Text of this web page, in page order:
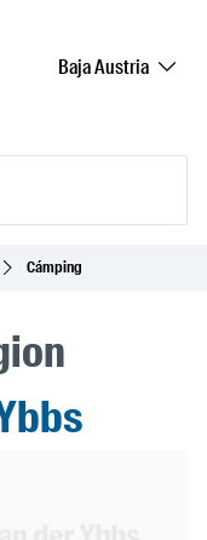
Baja Austria
Cámping